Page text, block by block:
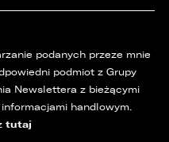
podanych przeze mnie
podmiot z Grupy
Newslettera z bieżącymi
handlowym.
tutaj